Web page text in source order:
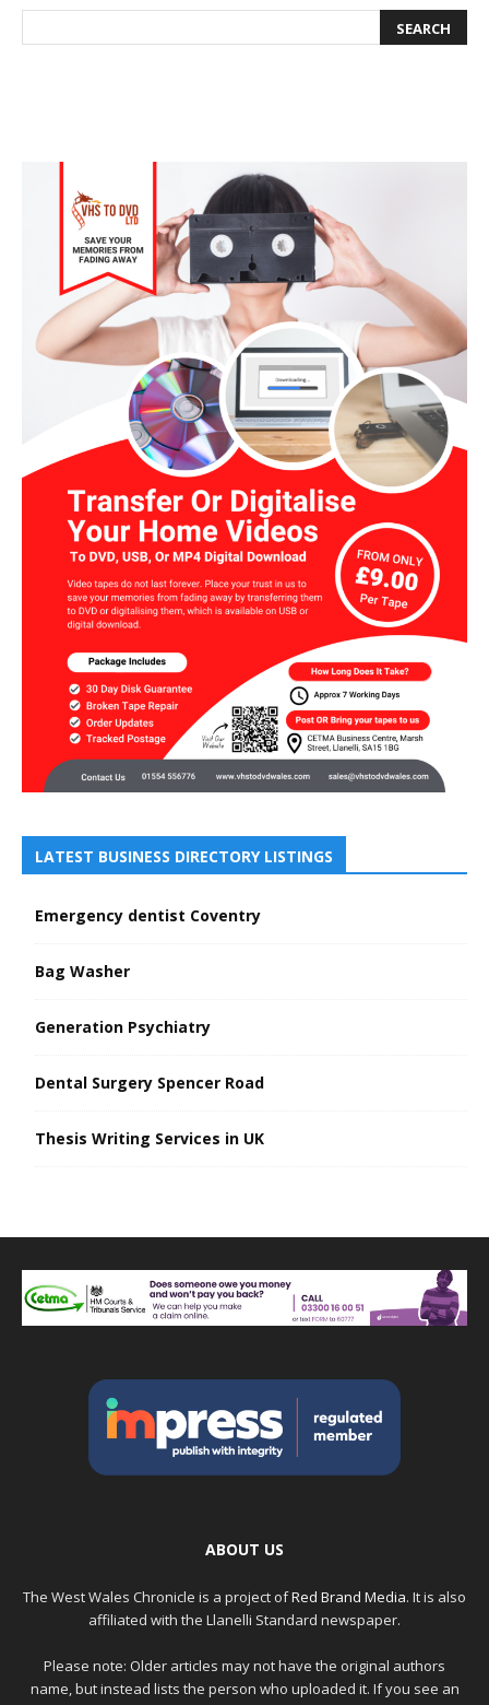
LATEST BUSINESS DIRECTORY LISTINGS
Emergency dentist Coventry
Bag Washer
Generation Psychiatry
Dental Surgery Spencer Road
Thesis Writing Services in UK
ABOUT US
The West Wales Chronicle is a project ofRed Brand Media. It is also
affiliated with the Llanelli Standard newspaper.
Please note: Older articles may not have the original authors
name, but instead lists the person who uploaded it. If you see an